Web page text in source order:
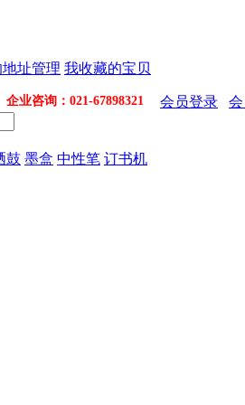
址管理 我收藏的宝贝
业咨询：021-67898321 会员登录
鼓 墨盒 中性笔 订书机